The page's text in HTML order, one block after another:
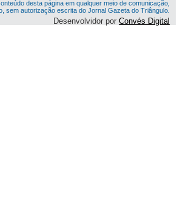
desta página em qualquer meio de comunicação,
sem autorização escrita do Jornal Gazeta do Triângulo.
Desenvolvidor porConvés Digital